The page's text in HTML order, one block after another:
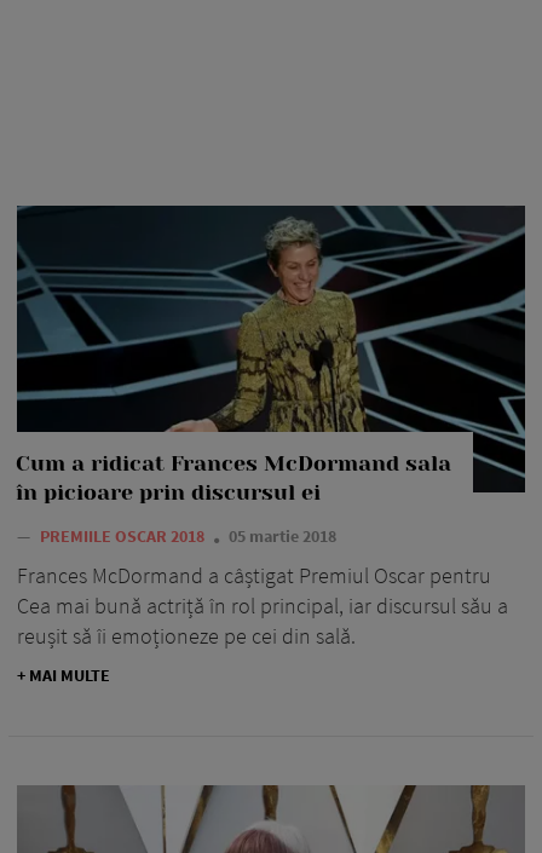
Cum a ridicat Frances McDormand sala
în picioare prin discursul ei
— PREMIILE OSCAR 2018 05 martie 2018
Frances McDormand a câștigat Premiul Oscar pentru
Cea mai bună actriță în rol principal, iar discursul său a
reușit să îi emoționeze pe cei din sală.
+ MAI MULTE